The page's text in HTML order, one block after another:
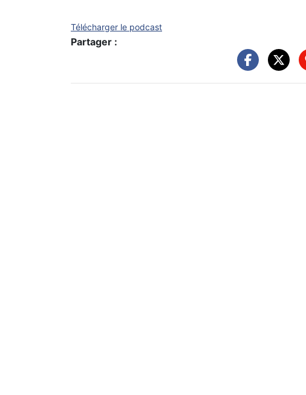
Télécharger le podcast
Partager :